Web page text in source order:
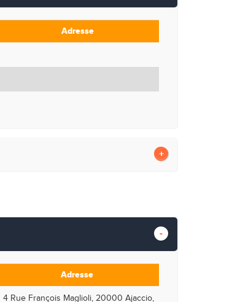
Adresse
Adresse
4 Rue François Maglioli, 20000 Ajaccio,